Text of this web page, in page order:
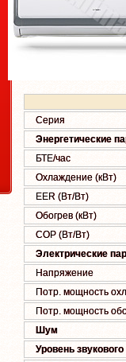
Серия
Энергетические
БТЕ/час
Охлаждение (кВт)
EER (Вт/Вт)
Обогрев (кВт)
COP (Вт/Вт)
Электрические
Напряжение
Потр. мощность
Потр. мощность
Шум
Уровень